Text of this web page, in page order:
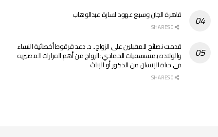
قاهرة الجان وسبع عهود لسارة عبدالوهاب
قدمت نصائح للمقبلين على الزواج.. د. دعد قرقوط أخصائية النساء
والولادة بمستشفيات الحمادي: الزواج من أهم القرارات المصيرية
في حياة الإنسان من الذكور أو الإناث